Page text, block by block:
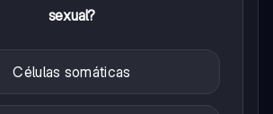
sexual?
Células somáticas